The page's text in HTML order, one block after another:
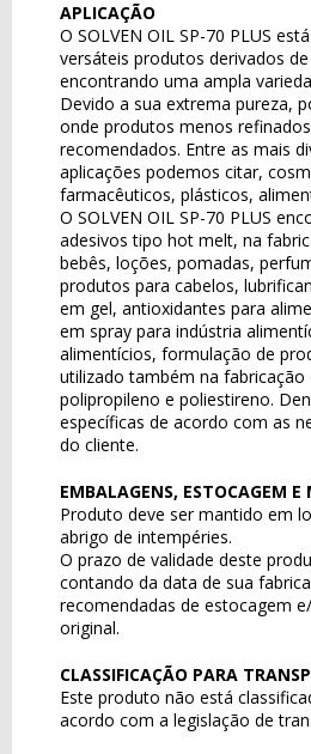
APLICAÇÃO
O SOLVEN OIL SP-70 PLUS
versáteis produtos derivados
encontrando uma ampla
Devido a sua extrema pureza,
onde produtos menos
recomendados. Entre as mais
aplicações podemos citar,
farmacêuticos, plásticos,
O SOLVEN OIL SP-70 PLUS
adesivos tipo hot melt, na
bebês, loções, pomadas,
produtos para cabelos,
em gel, antioxidantes para
em spray para indústria
alimentícios, formulação de
utilizado também na fabricação
polipropileno e poliestireno.
específicas de acordo com as
do cliente.
EMBALAGENS, ESTOCAGEM E
Produto deve ser mantido em
abrigo de intempéries.
O prazo de validade deste
contando da data de sua
recomendadas de estocagem
original.
CLASSIFICAÇÃO PARA
Este produto não está
acordo com a legislação de